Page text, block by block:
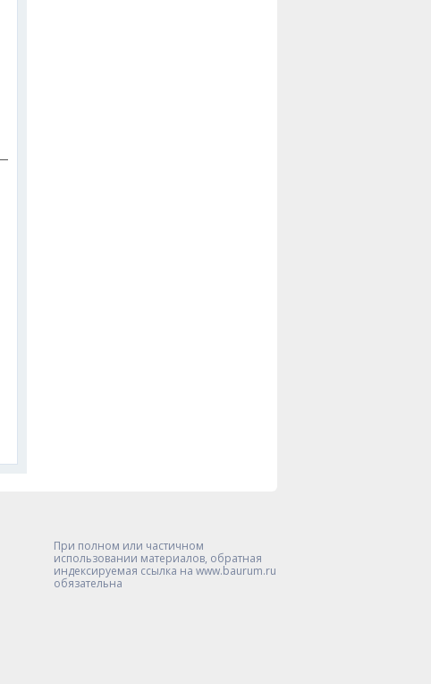
При полном или частичном
использовании материалов, обратная
индексируемая ссылка на www.baurum.ru
обязательна